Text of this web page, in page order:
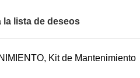
la lista de deseos
, Kit de Mantenimiento